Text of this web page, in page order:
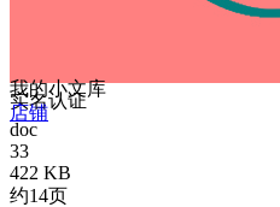
我的小文库
实名认证
店铺
doc
33
422 KB
约14页